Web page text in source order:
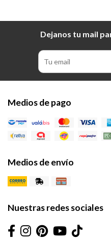
Dejanos tu mail
Medios de pago
Medios de envío
Nuestras redes sociales